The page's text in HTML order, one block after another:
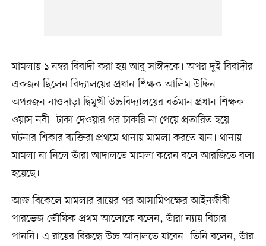
মামলায় ১ নম্বর বিবাদী করা হয় আবু সাঈদকে। অপর দুই বিবাদীর
একজন ছিলেন বিদ্যালয়ের প্রধান শিক্ষক আলিম উদ্দিন।
অপরজন নাওদাড়া দ্বিমুখী উচ্চবিদ্যালয়ের বর্তমান প্রধান শিক্ষক
ওয়াস নবী। টাকা দেওয়ার পর চাকরি না পেয়ে প্রতারিত হয়ে
ঘটনার শিকার ব্যক্তিরা প্রথমে থানায় মামলা করতে যান। থানায়
মামলা না নিলে তাঁরা আদালতে মামলা করেন বলে আরজিতে বলা
হয়েছে।
আজ বিকেলে মামলার রায়ের পর আসামিপক্ষের আইনজীবী
পারভেজ তৌফিক প্রথম আলোকে বলেন, তাঁরা ন্যায় বিচার
পাননি। এ রায়ের বিরুদ্ধে উচ্চ আদালতে যাবেন। তিনি বলেন, তাঁর